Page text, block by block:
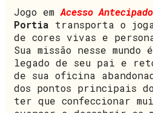
Jogo emAcesso Antecipado
Portia transporta o
de cores vivas e
Sua missão nesse
legado de seu pai e
de sua oficina
dos pontos principais
ter que confeccionar